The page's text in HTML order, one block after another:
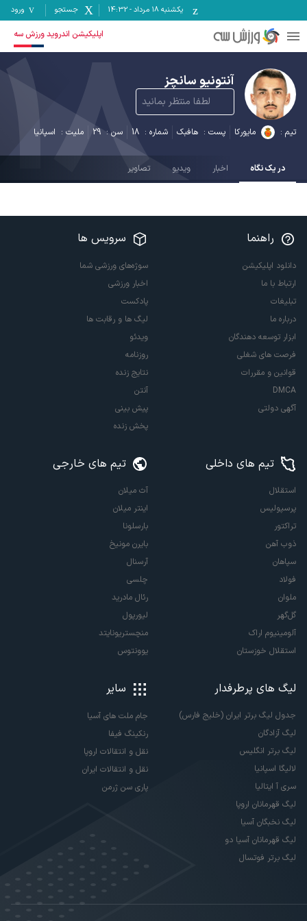
یکشنبه ۱۸ مرداد -
14:32 جستجو ورود
اپلیکیشن اندروید ورزش سه
آنتونیو سانچز
لطفا منتظر بمانید
تیم : مایورکا پست : هافبک شماره : 18 سن : 29 ملیت : اسپانیا
18 در یک نگاه اخبار ویدیو تصاویر
راهنما
دانلود اپلیکیشن
ارتباط با ما
تبلیغات
درباره ما
ابزار توسعه دهندگان
فرصت های شغلی
قوانین و مقررات
DMCA
آگهی دولتی
سرویس ها
سوژه‌های ورزشی شما
اخبار ورزشی
پادکست
لیگ ها و رقابت ها
ویدئو
روزنامه
نتایج زنده
آنتن
پیش بینی
پخش زنده
تیم های داخلی
استقلال
پرسپولیس
تراکتور
ذوب آهن
سپاهان
فولاد
ملوان
گل‌گهر
آلومینیوم اراک
استقلال خوزستان
تیم های خارجی
آث میلان
اینتر میلان
بارسلونا
بایرن مونیخ
آرسنال
چلسی
رئال مادرید
لیورپول
منچستریونایتد
یوونتوس
لیگ های پرطرفدار
جدول لیگ برتر ایران (خلیج فارس)
لیگ آزادگان
لیگ برتر انگلیس
لالیگا اسپانیا
سری آ ایتالیا
لیگ قهرمانان اروپا
لیگ نخبگان آسیا
لیگ قهرمانان آسیا دو
لیگ برتر فوتسال
سایر
جام ملت های آسیا
رنکینگ فیفا
نقل و انتقالات اروپا
نقل و انتقالات ایران
پاری سن ژرمن